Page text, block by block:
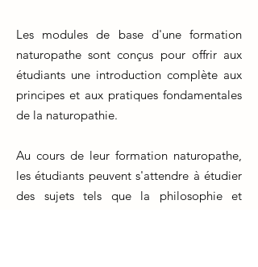
Les modules de base d'une formation
naturopathe sont conçus pour offrir aux
étudiants une introduction complète aux
principes et aux pratiques fondamentales
de la naturopathie.
Au cours de leur formation naturopathe,
les étudiants peuvent s'attendre à étudier
des sujets tels que la philosophie et